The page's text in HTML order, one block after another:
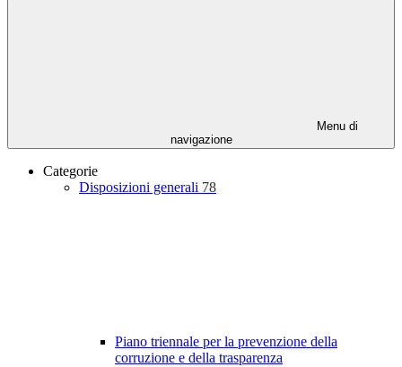
Menu di
navigazione
Categorie
Disposizioni generali 78
Piano triennale per la prevenzione della
corruzione e della trasparenza